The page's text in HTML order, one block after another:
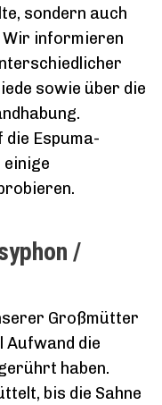
sondern auch
informieren
sowie über die
Espuma-
einige
/
Großmütter
Aufwand die
haben.
bis die Sahne